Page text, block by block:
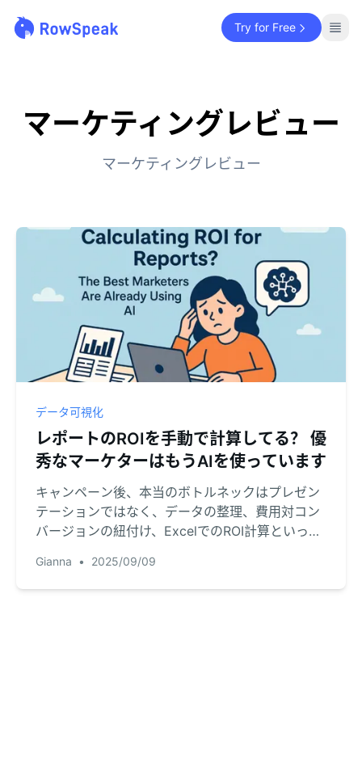
Try for Free
マーケティングレビュー
マーケティングレビュー
データ可視化
レポートのROIを手動で計算してる？ 優
秀なマーケターはもうAIを使っています
キャンペーン後、本当のボトルネックはプレゼン
テーションではなく、データの整理、費用対コン
バージョンの紐付け、ExcelでのROI計算といった
ケティングレポートの事例を通じて、VLOOKUP
や複雑な数式をRowSpeakで置き換える方法を解
Gianna • 2025/09/09